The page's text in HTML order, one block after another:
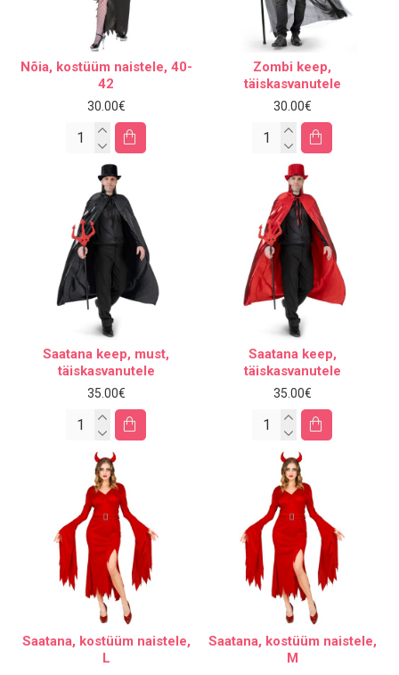
Nõia, kostüüm naistele, 40-
42
30.00€
Zombi keep,
täiskasvanutele
30.00€
Saatana keep, must,
täiskasvanutele
35.00€
Saatana keep,
täiskasvanutele
35.00€
Saatana, kostüüm naistele,
L
Saatana, kostüüm naistele,
M